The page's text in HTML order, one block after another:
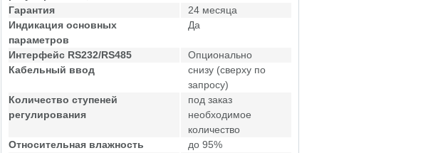
Гарантия
24 месяца
Индикация основных
параметров
Да
Интерфейс RS232/RS485
Опционально
Кабельный ввод
снизу (сверху по
запросу)
Количество ступеней
регулирования
под заказ
необходимое
количество
Относительная влажность
до 95%